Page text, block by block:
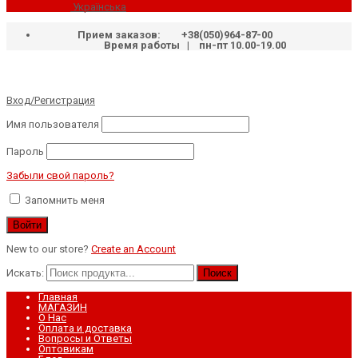
Українська
Прием заказов:
+38(050)964-87-00
Время работы | пн-пт 10.00-19.00
Вход/Регистрация
Имя пользователя
Пароль
Забыли свой пароль?
Запомнить меня
New to our store? Create an Account
Искать:
Поиск
Главная
МАГАЗИН
О Нас
Оплата и доставка
Вопросы и Ответы
Оптовикам